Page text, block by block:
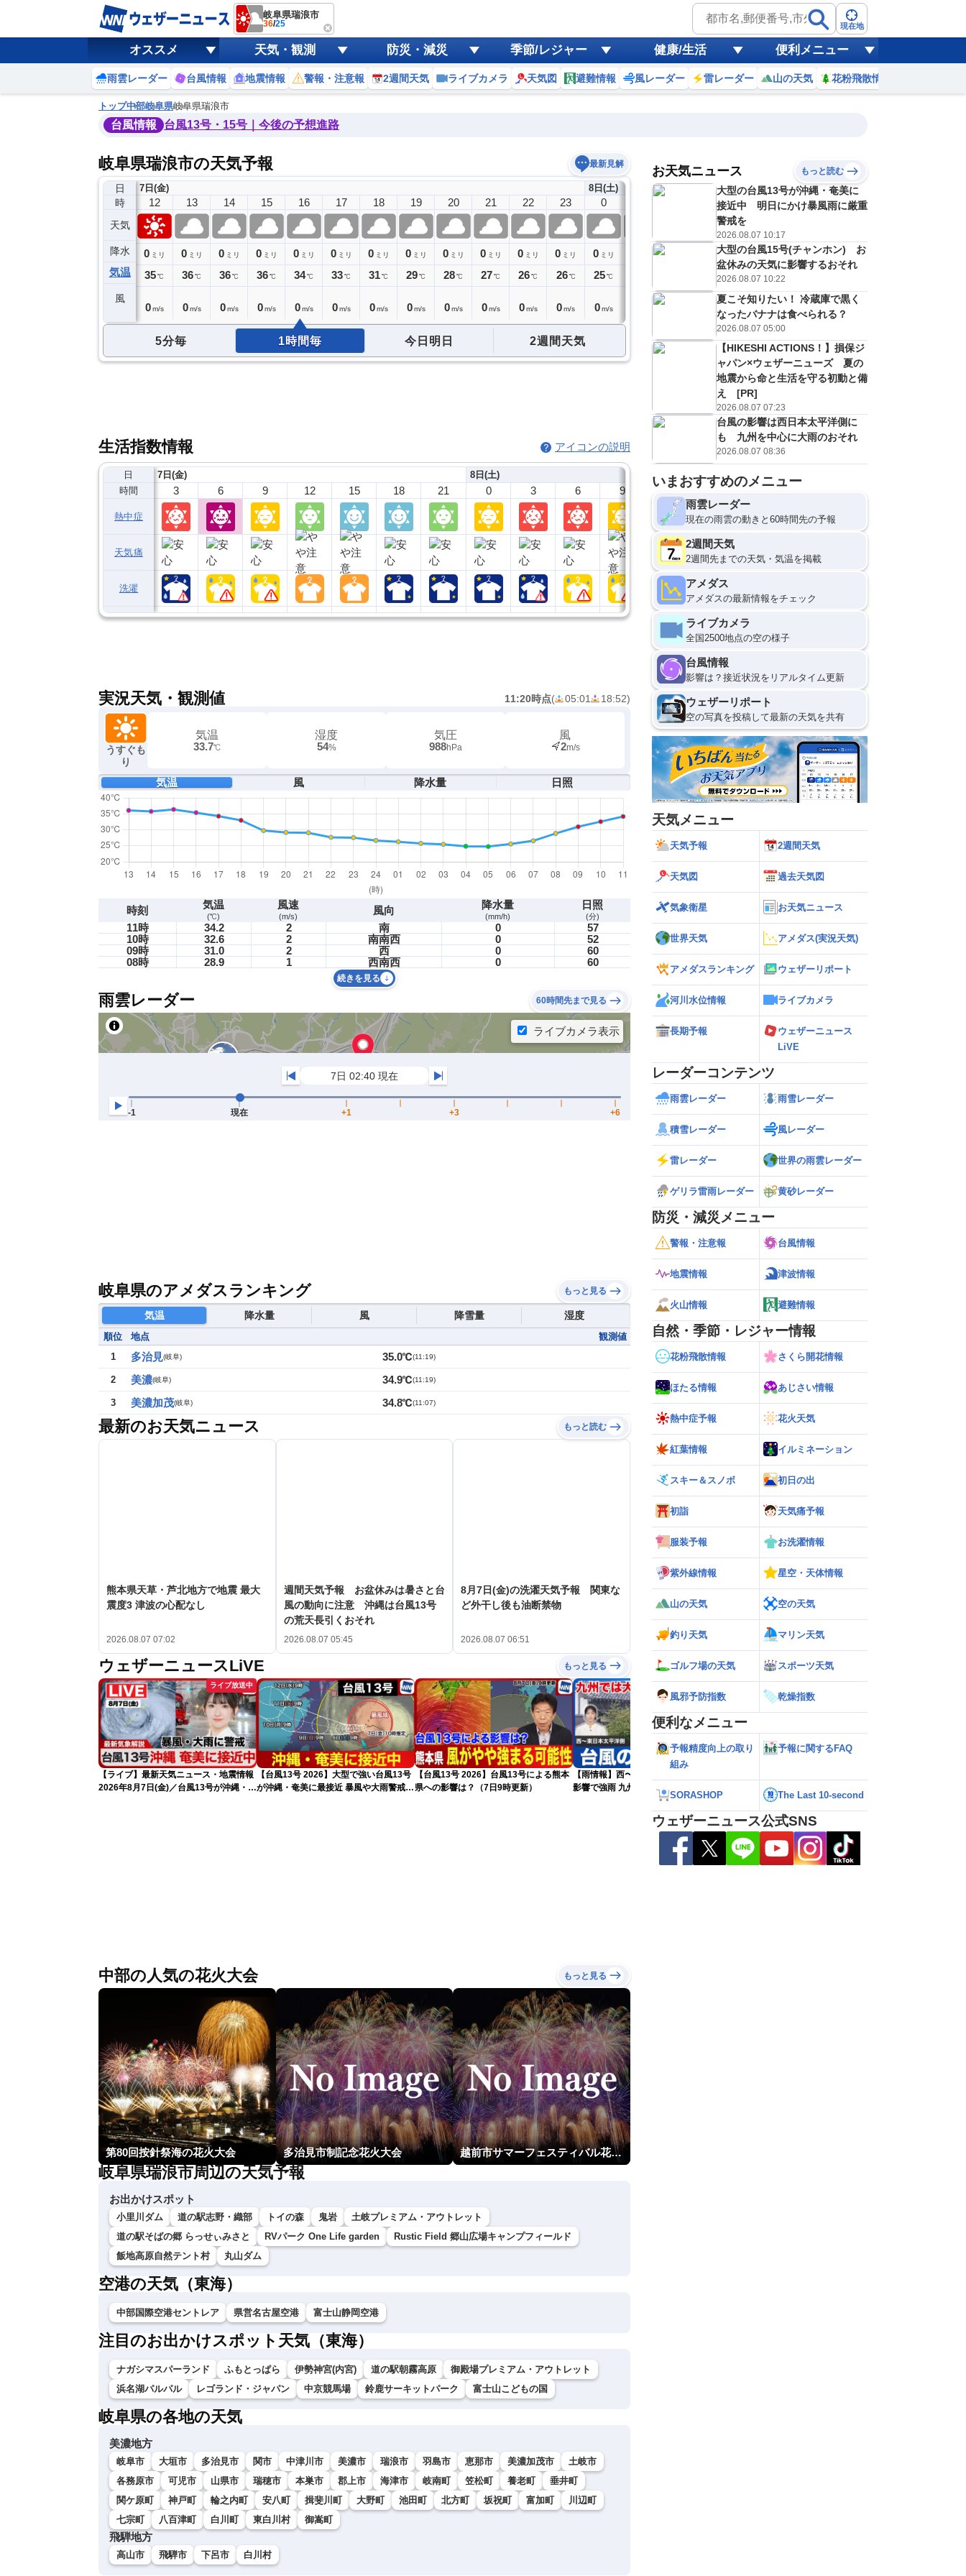
岐阜県瑞浪市
36/25 現在地
オススメ 天気・観測 防災・減災 季節/レジャー 健康/生活 便利メニュー
雨雲レーダー 台風情報 地震情報 警報・注意報 2週間天気 ライブカメラ 天気図 避難情報 風レーダー 雷レーダー 山の天気 花粉飛散情報
トップ中部岐阜県岐阜県瑞浪市
台風情報 台風13号・15号｜今後の予想進路
岐阜県瑞浪市の天気予報 最新見解
日
時
天気
降水
気温
風
7日(金)
11
0ミリ
34℃
12
0 ミリ
35℃
0 m/s
13
0 ミリ
36℃
0 m/s
14
0 ミリ
36℃
0 m/s
15
0 ミリ
36℃
0 m/s
16
0 ミリ
34℃
0 m/s
17
0 ミリ
33℃
0 m/s
18
0 ミリ
31℃
0 m/s
19
0 ミリ
29℃
0 m/s
20
0 ミリ
28℃
0 m/s
21
0 ミリ
27℃
0 m/s
22
0 ミリ
26℃
0 m/s
23
0 ミリ
26 ℃
0m/s
8日(土)
0
0 ミリ
25℃
0 m/s
3
ミリ
℃
m/s
0ミリ
24℃
0 m/s
5
0ミリ
24
0 m/s
6
0ミリ
0 m/s
7
0ミリ
0
5分毎 1時間毎 今日明日 2週間天気
生活指数情報 アイコンの説明
日
時間
熱中症
天気痛
洗濯
7日(金)
3 6 9 12 15 18 21
8日(土)
0 3 6 9 12
実況天気・観測値 11:20時点( 05:01 18:52)
うすぐも
り
気温
33.7℃
湿度
54%
気圧
988hPa
風
2m/s
気温 風 降水量 日照
時刻 気温
(℃)
風速
(m/s) 風向 降水量
(mm/h)
日照
(分)
11時 34.2 2 南 0
57
10時
32.6 2 南南西 0
52
09時
31.0 2 西 0
60
08時
28.9 1 西南西 0 60
続きを見る
雨雲レーダー 60時間先まで見る
岐阜県のアメダスランキング もっと見る
気温 降水量 風 降雪量 湿度
順位 地点
観測値
1
多治見(岐阜) 35.0℃(11:19)
2 美濃(岐阜) 34.9℃(11:19)
3 美濃加茂(岐阜) 34.8℃(11:07)
最新のお天気ニュース もっと読む
熊本県天草・芦北地方で地震 最大
震度3 津波の心配なし
2026.08.07 07:02
週間天気予報 お盆休みは暑さと台
風の動向に注意 沖縄は台風13号
の荒天長引くおそれ
2026.08.07 05:45
8月7日(金)の洗濯天気予報 関東な
ど外干し後も油断禁物
2026.08.07 06:51
ウェザーニュースLiVE もっと見る
ライブ放送中
【ライブ】最新天気ニュース・地震情報
2026年8月7日(金)／台風13号が沖縄・奄
【台風13号 2026】大型で強い台風13号
が沖縄・奄美に最接近 暴風や大雨警戒
【台風13号 2026】台風13号による熊本
県への影響は？（7日9時更新）
【雨情報】西〜東日本太平洋側は台風の
影響で強雨 九州では大雨のおそれ
接近のおそれ（7日5時更新）
中部の人気の花火大会 もっと見る
第80回按針祭海の花火大会 多治見市制記念花火大会 越前市サマーフェスティバル花火大会
岐阜県瑞浪市周辺の天気予報
お出かけスポット
小里川ダム 道の駅志野・織部 トイの森 鬼岩
土岐プレミアム・アウトレット
道の駅そばの郷 らっせぃみさと
RVパーク One Life garden
Rustic Field 郷山広場キャンプフィールド
飯地高原自然テント村
丸山ダム
空港の天気（東海）
中部国際空港セントレア 県営名古屋空港 富士山静岡空港
注目のお出かけスポット天気（東海）
ナガシマスパーランド ふもとっぱら 伊勢神宮(内宮) 道の駅朝霧高原
御殿場プレミアム・アウトレット
浜名湖パルパル
レゴランド・ジャパン 中京競馬場 鈴鹿サーキットパーク 富士山こどもの国
岐阜県の各地の天気
美濃地方
岐阜市 大垣市 多治見市 関市 中津川市 美濃市 瑞浪市 羽島市 恵那市 美濃加茂市
土岐市
各務原市
可児市 山県市 瑞穂市 本巣市 郡上市 海津市 岐南町 笠松町 養老町
垂井町
関ケ原町
神戸町 輪之内町 安八町 揖斐川町 大野町 池田町 北方町 坂祝町 富加町
川辺町
七宗町
八百津町 白川町 東白川村 御嵩町
飛騨地方
高山市 飛騨市 下呂市 白川村
お天気ニュース もっと読む
大型の台風13号が沖縄・奄美に
接近中 明日にかけ暴風雨に厳重
警戒を
2026.08.07 10:17
大型の台風15号(チャンホン) お
盆休みの天気に影響するおそれ
2026.08.07 10:22
夏こそ知りたい！ 冷蔵庫で黒く
なったバナナは食べられる？
2026.08.07 05:00
【HIKESHI ACTIONS！】損保ジ
ャパン×ウェザーニューズ 夏の
地震から命と生活を守る初動と備
え [PR]
2026.08.07 07:23
台風の影響は西日本太平洋側に
も 九州を中心に大雨のおそれ
2026.08.07 08:36
いまおすすめのメニュー
雨雲レーダー
現在の雨雲の動きと60時間先の予報
2週間天気
2週間先までの天気・気温を掲載
アメダス
アメダスの最新情報をチェック
ライブカメラ
全国2500地点の空の様子
台風情報
影響は？接近状況をリアルタイム更新
ウェザーリポート
空の写真を投稿して最新の天気を共有
天気メニュー
天気予報 2週間天気
天気図 過去天気図
気象衛星 お天気ニュース
世界天気 アメダス(実況天気)
アメダスランキング ウェザーリポート
河川水位情報 ライブカメラ
長期予報
ウェザーニュース
LiVE
レーダーコンテンツ
雨雲レーダー 雨雪レーダー
積雪レーダー 風レーダー
雷レーダー 世界の雨雲レーダー
ゲリラ雷雨レーダー 黄砂レーダー
防災・減災メニュー
警報・注意報 台風情報
地震情報 津波情報
火山情報 避難情報
自然・季節・レジャー情報
花粉飛散情報 さくら開花情報
ほたる情報 あじさい情報
熱中症予報 花火天気
紅葉情報 イルミネーション
スキー＆スノボ 初日の出
初詣 天気痛予報
服装予報 お洗濯情報
紫外線情報 星空・天体情報
山の天気 空の天気
釣り天気 マリン天気
ゴルフ場の天気 スポーツ天気
風邪予防指数 乾燥指数
便利なメニュー
予報精度向上の取り
組み
予報に関するFAQ
SORASHOP The Last 10-second
ウェザーニュース公式SNS